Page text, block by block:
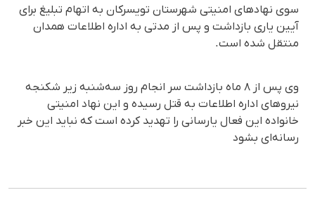
سوی نهادهای امنیتی شهرستان تویسرکان بە اتهام تبلیغ برای
آیین یاری بازداشت و پس از مدتی بە ادارە اطلاعات همدان
منتقل شدە است.
وی پس از ٨ ماه بازداشت سر انجام روز سەشنبە زیر شکنجە
نیروهای ادارە اطلاعات بە قتل رسیدە و این نهاد امنیتی
خانوادە این فعال یارسانی را تهدید کردە است کە نباید این خبر
رسانەای بشود